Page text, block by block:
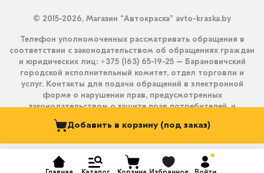
Добавить в корзину (под заказ)
© 2015-2026, Магазин “Автокраска” avto-kraska.by
Телефон уполномоченных рассматривать обращения в
соответствии с законодательством об обращениях граждан
и юридических лиц: +375 (163) 65-19-25 – Барановичский
городской исполнительный комитет, отдел торговли и
услуг. Контакты для подачи обращений в электронной
форме о нарушении прав, предусмотренных
законодательством о защите прав потребителей, и
получения ответа на них: info@avto-kraska.by и
+375333550203 (Viber, Telegram).